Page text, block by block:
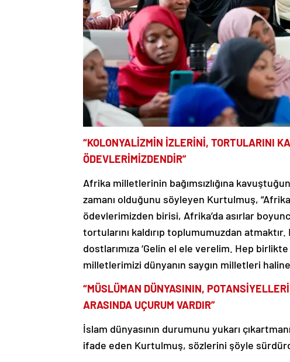
“KOLONYALİZMİN İZLERİNİ, TORTULARINI
ÖDEVLERİMİZDENDİR”
Afrika milletlerinin bağımsızlığına
zamanı olduğunu söyleyen Kurtulmuş,
ödevlerimizden birisi, Afrika’da asırlar
tortularını kaldırıp toplumumuzdan
dostlarımıza ‘Gelin el ele verelim. Hep
milletlerimizi dünyanın saygın milletleri
“MÜSLÜMAN DÜNYASININ,
ARASINDA UÇURUM VARDIR”
İslam dünyasının durumunu yukarı
ifade eden Kurtulmuş, sözlerini şöyle